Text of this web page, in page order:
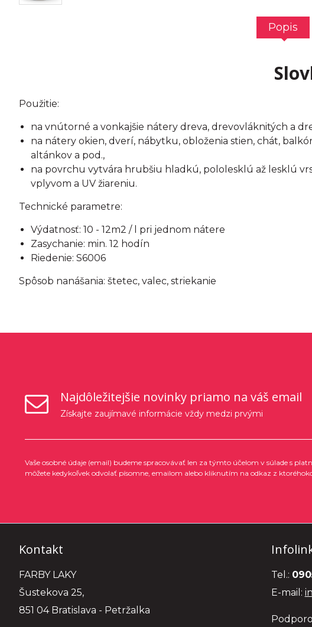
Popis
Použitie:
na vnútorné a vonkajšie nátery dreva, drevovláknitých a
na nátery okien, dverí, nábytku, obloženia stien, chát,
altánkov a pod.,
na povrchu vytvára hrubšiu hladkú, pololesklú až lesklú
vplyvom a UV žiareniu.
Technické parametre:
Výdatnosť: 10 - 12m2 / l pri jednom nátere
Zasychanie: min. 12 hodín
Riedenie: S6006
Spôsob nanášania: štetec, valec, striekanie
Najdôležitejšie novinky priamo na váš email
Získajte zaujímavé informácie vždy medzi prvými
Vaše osobné údaje (email) budeme spracovávať len za týmto účelom v súlade s
môžete kedykoľvek odvolať písomne, emailom alebo kliknutím na odkaz z
Kontakt
FARBY LAKY
Šustekova 25,
851 04 Bratislava - Petržalka
Tel.:
E-mail: